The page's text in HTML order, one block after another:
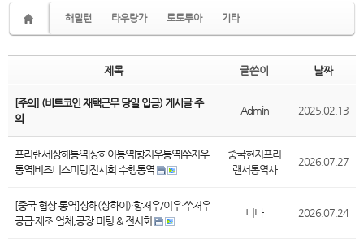
해밀턴 타우랑가 로토루아 기타
제목 글쓴이 날짜
[주의] (비트코인 재택근무 당일 입금) 게시글 주
의
Admin 2025.02.13
프리랜서|상해통역|상하이통역|항저우통역|쑤저우
통역|비즈니스미팅|전시회 수행통역
중국현지프리
랜서통역사
2026.07.27
[중국 협상 통역]상해(상하이)·항저우/이우·쑤저우
공급·제조 업체,공장 미팅 & 전시회
니나 2026.07.24
Sketchbook5, 스케치북5